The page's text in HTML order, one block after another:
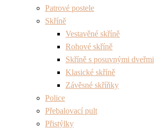
Patrové postele
Skříně
Vestavěné skříně
Rohové skříně
Skříně s posuvnými dveřmi
Klasické skříně
Závěsné skříňky
Police
Přebalovací pult
Přistýlky